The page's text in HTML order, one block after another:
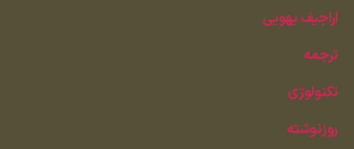
اراجیف یهویی
ترجمه
تکنولوژی
روزنوشته